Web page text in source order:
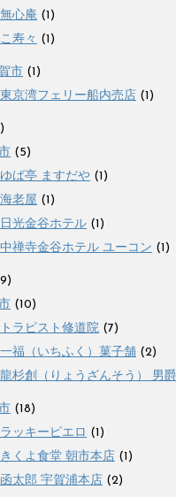
無心庵 (1)
こ寿々 (1)
市 (1)
東京湾フェリー船内売店 (1)
(5)
ゆば亭 ますだや (1)
海老屋 (1)
日光金谷ホテル (1)
中禅寺金谷ホテル ユーコン (1)
(10)
トラピスト修道院 (7)
一福（いちふく）菓子舗 (2)
龍杉創（りょうざんそう） 男
(18)
ラッキーピエロ (1)
きくよ食堂 朝市本店 (1)
函太郎 宇賀浦本店 (2)